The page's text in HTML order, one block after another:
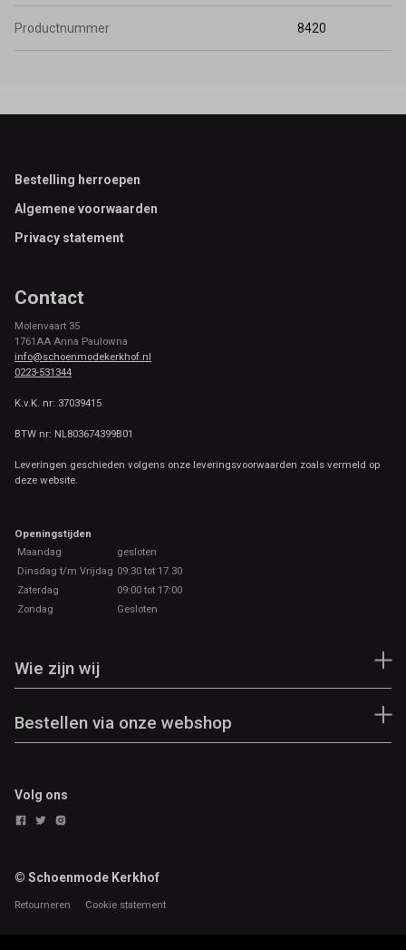
Productnummer 8420
Footer
Bestelling herroepen
Algemene voorwaarden
Privacy statement
Contact
Molenvaart 35
1761AA Anna Paulowna
info@schoenmodekerkhof.nl
0223-531344
K.v.K. nr: 37039415
BTW nr: NL803674399B01
Leveringen geschieden volgens onze leveringsvoorwaarden zoals vermeld op
deze website.
Openingstijden
Maandag
gesloten
Dinsdag t/m Vrijdag 09:30 tot 17.30
Zaterdag
09:00 tot 17:00
Zondag
Gesloten
Wie zijn wij
Bestellen via onze webshop
Volg ons
© Schoenmode Kerkhof
Retourneren Cookie statement